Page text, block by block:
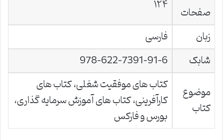
صفحات
۱۲۴
زبان
فارسی
شابک
978-622-7391-91-6
موضوع
کتاب
کتاب های موفقیت شغلی، کتاب های
کارآفرینی، کتاب های آموزش سرمایه گذاری،
بورس و فارکس